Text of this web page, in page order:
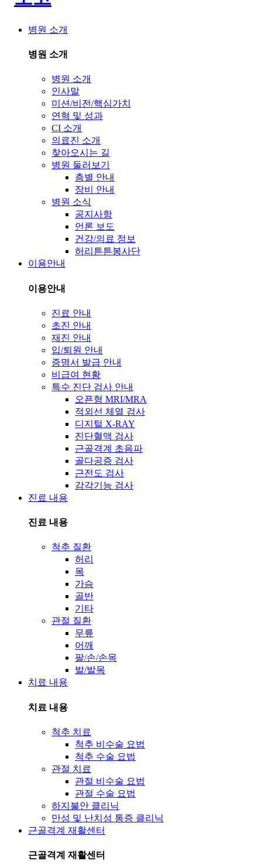
병원 소개
병원 소개
병원 소개
인사말
미션/비전/핵심가치
연혁 및 성과
CI 소개
의료진 소개
찾아오시는 길
병원 둘러보기
층별 안내
장비 안내
병원 소식
공지사항
언론 보도
건강/의료 정보
허리튼튼봉사단
이용안내
이용안내
진료 안내
초진 안내
재진 안내
입/퇴원 안내
증명서 발급 안내
비급여 현황
특수 진단 검사 안내
오픈형 MRI/MRA
적외선 체열 검사
디지털 X-RAY
진단혈액 검사
근골격계 초음파
골다공증 검사
근전도 검사
감각기능 검사
진료 내용
진료 내용
척추 질환
허리
목
가슴
골반
기타
관절 질환
무릎
어깨
팔/손/손목
발/발목
치료 내용
치료 내용
척추 치료
척추 비수술 요법
척추 수술 요법
관절 치료
관절 비수술 요법
관절 수술 요법
하지불안 클리닉
만성 및 난치성 통증 클리닉
근골격계 재활센터
근골격계 재활센터